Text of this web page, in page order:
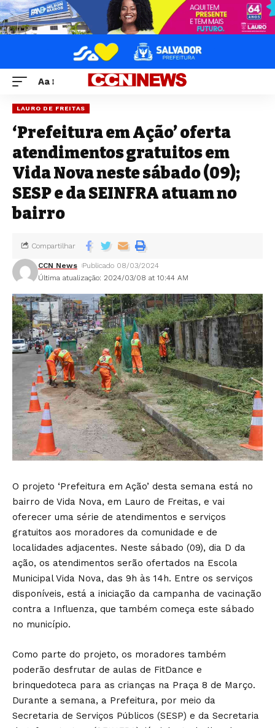
Aa
LAURO DE FREITAS
‘Prefeitura em Ação’ oferta
atendimentos gratuitos em
Vida Nova neste sábado (09);
SESP e da SEINFRA atuam no
bairro
Última atualização: 2024/03/08 at 10:44 AM
CCN News Publicado 08/03/2024
Compartilhar
O projeto ‘Prefeitura em Ação’ desta semana está no
bairro de Vida Nova, em Lauro de Freitas, e vai
oferecer uma série de atendimentos e serviços
gratuitos aos moradores da comunidade e de
localidades adjacentes. Neste sábado (09), dia D da
ação, os atendimentos serão ofertados na Escola
Municipal Vida Nova, das 9h às 14h. Entre os serviços
disponíveis, está a iniciação da campanha de vacinação
contra a Influenza, que também começa este sábado
no município.
Como parte do projeto, os moradores também
poderão desfrutar de aulas de FitDance e
brinquedoteca para as crianças na Praça 8 de Março.
Durante a semana, a Prefeitura, por meio da
Secretaria de Serviços Públicos (SESP) e da Secretaria